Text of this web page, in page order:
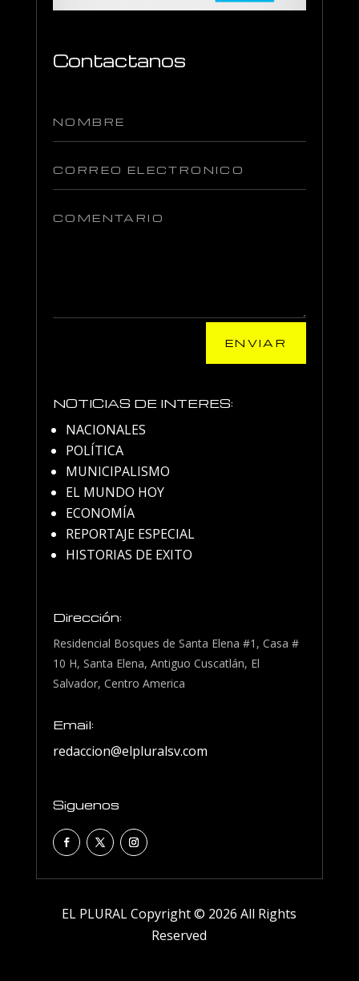
Contactanos
ENVIAR
NOTICIAS DE INTERES:
NACIONALES
POLÍTICA
MUNICIPALISMO
EL MUNDO HOY
ECONOMÍA
REPORTAJE ESPECIAL
HISTORIAS DE EXITO
Dirección:
Residencial Bosques de Santa Elena #1, Casa #
10 H, Santa Elena, Antiguo Cuscatlán, El
Salvador, Centro America
Email:
redaccion@elpluralsv.com
Siguenos
EL PLURAL Copyright © 2026 All Rights
Reserved